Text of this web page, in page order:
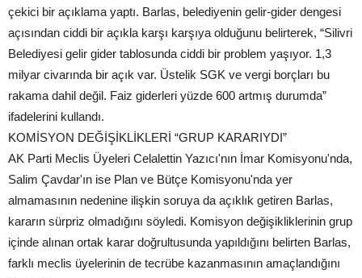
çekici bir açıklama yaptı. Barlas, belediyenin gelir-gider dengesi
açısından ciddi bir açıkla karşı karşıya olduğunu belirterek, “Silivri
Belediyesi gelir gider tablosunda ciddi bir problem yaşıyor. 1,3
milyar civarında bir açık var. Üstelik SGK ve vergi borçları bu
rakama dahil değil. Faiz giderleri yüzde 600 artmış durumda”
ifadelerini kullandı.
KOMİSYON DEĞİŞİKLİKLERİ “GRUP KARARIYDI”
AK Parti Meclis Üyeleri Celalettin Yazıcı'nın İmar Komisyonu'nda,
Salim Çavdar'ın ise Plan ve Bütçe Komisyonu'nda yer
almamasının nedenine ilişkin soruya da açıklık getiren Barlas,
kararın sürpriz olmadığını söyledi. Komisyon değişikliklerinin grup
içinde alınan ortak karar doğrultusunda yapıldığını belirten Barlas,
farklı meclis üyelerinin de tecrübe kazanmasının amaçlandığını